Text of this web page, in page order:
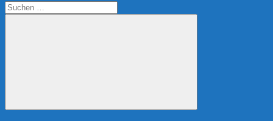
Suchen
nach:
Suchen